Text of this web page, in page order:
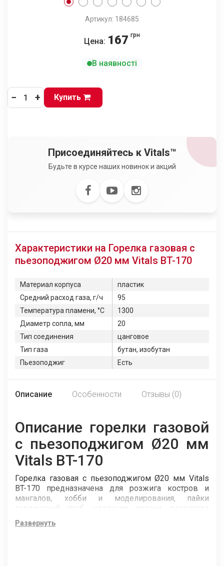
Артикул: 184685
Цена: 167 грн
В наявності
− + Купить
Присоединяйтесь к Vitals™
Будьте в курсе наших новинок и акций
Характеристики на Горелка газовая с
пьезоподжигом Ø20 мм Vitals BT-170
Материал корпуса
пластик
Средний расход газа, г/ч
95
Температура пламени, °C
1300
Диаметр сопла, мм
20
Тип соединения
цанговое
Тип газа
бутан, изобутан
Пьезоподжиг
Есть
Описание Особенности Отзывы (0)
Описание горелки газовой
с пьезоподжигом Ø20 мм
Vitals BT-170
Горелка газовая с пьезоподжигом Ø20 мм Vitals
BT-170 предназначена для розжига костров и
мангалов, хобби и моделирования, пайки
соединений труб, удаление краски, разогрева
замерзших водопроводных труб.
Развернуть